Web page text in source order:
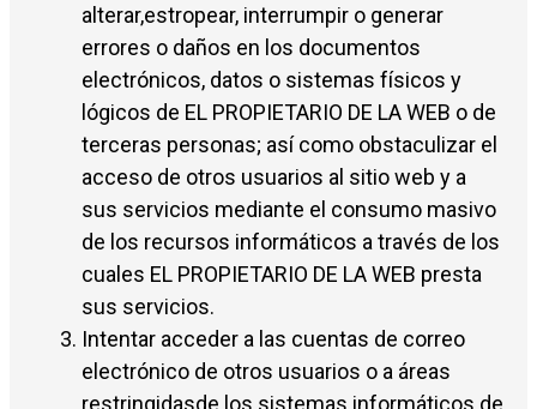
alterar,estropear, interrumpir o generar
errores o daños en los documentos
electrónicos, datos o sistemas físicos y
lógicos de EL PROPIETARIO DE LA WEB o de
terceras personas; así como obstaculizar el
acceso de otros usuarios al sitio web y a
sus servicios mediante el consumo masivo
de los recursos informáticos a través de los
cuales EL PROPIETARIO DE LA WEB presta
sus servicios.
Intentar acceder a las cuentas de correo
electrónico de otros usuarios o a áreas
restringidasde los sistemas informáticos de